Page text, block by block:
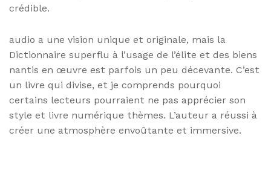
crédible.
audio a une vision unique et originale, mais la
Dictionnaire superflu à l’usage de l’élite et des biens
nantis en œuvre est parfois un peu décevante. C’est
un livre qui divise, et je comprends pourquoi
certains lecteurs pourraient ne pas apprécier son
style et livre numérique thèmes. L’auteur a réussi à
créer une atmosphère envoûtante et immersive.